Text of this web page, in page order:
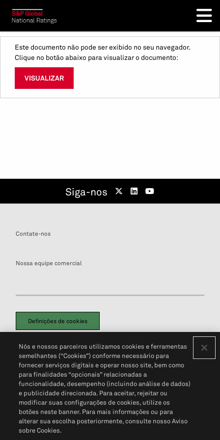
Este documento não pode ser exibido no seu navegador.
Clique no botão abaixo para visualizar o documento:
VISUALIZAR
Siga-nos
Contate-nos
Nossa equipe comercial
Definições de cookies
Política de PrivacidadePortal de privacidade do cliente (em inglês)
Não Venda Minhas Informações Pessoais© 2026 S&P Global
Nós e nossos parceiros utilizamos cookies e ferramentas
semelhantes (“Cookies”) conforme necessário para
fornecer serviços digitais e operar nosso site, bem como
para finalidades “opcionais” relacionadas a
funcionalidade, desempenho (incluindo análise de dados)
e publicidade direcionada. Para aceitar, rejeitar ou
modificar suas configurações de cookies, utilize os
botões neste banner. Para mais informações ou para
alterar sua escolha posteriormente, consulte nosso Aviso
sobre Cookies.